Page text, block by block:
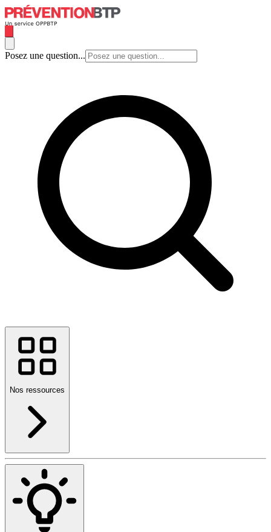
Posez une question...
Nos ressources